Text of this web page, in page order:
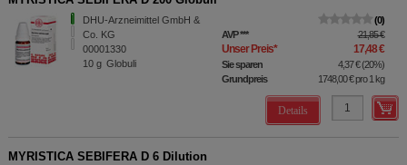
DHU-Arzneimittel GmbH &
Co. KG
00001330
10 g Globuli
0
AVP*** 21,85 €
Unser Preis* 17,48 €
Sie sparen 4,37 €(20%)
Grundpreis
1748,00 €pro 1 kg
Details
MYRISTICA SEBIFERA D 6 Dilution